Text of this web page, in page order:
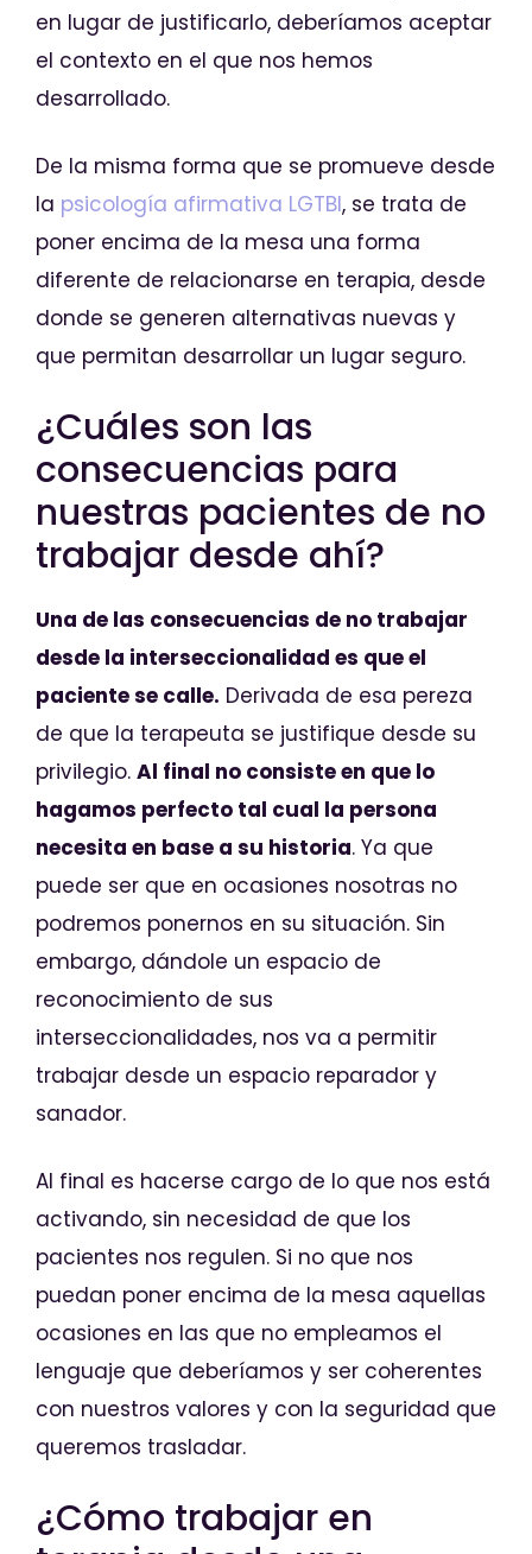
en lugar de justificarlo, deberíamos aceptar
el contexto en el que nos hemos
desarrollado.
De la misma forma que se promueve desde
la psicología afirmativa LGTBI, se trata de
poner encima de la mesa una forma
diferente de relacionarse en terapia, desde
donde se generen alternativas nuevas y
que permitan desarrollar un lugar seguro.
¿Cuáles son las
consecuencias para
nuestras pacientes de no
trabajar desde ahí?
Una de las consecuencias de no trabajar
desde la interseccionalidad es que el
paciente se calle. Derivada de esa pereza
de que la terapeuta se justifique desde su
privilegio. Al final no consiste en que lo
hagamos perfecto tal cual la persona
necesita en base a su historia. Ya que
puede ser que en ocasiones nosotras no
podremos ponernos en su situación. Sin
embargo, dándole un espacio de
reconocimiento de sus
interseccionalidades, nos va a permitir
trabajar desde un espacio reparador y
sanador.
Al final es hacerse cargo de lo que nos está
activando, sin necesidad de que los
pacientes nos regulen. Si no que nos
puedan poner encima de la mesa aquellas
ocasiones en las que no empleamos el
lenguaje que deberíamos y ser coherentes
con nuestros valores y con la seguridad que
queremos trasladar.
¿Cómo trabajar en